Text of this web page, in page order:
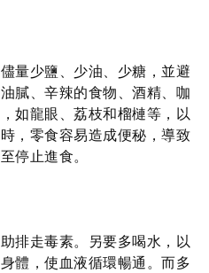
量少鹽、少油、少糖，並避
膩、辛辣的食物、酒精、咖
如龍眼、荔枝和榴槤等，以
，零食容易造成便秘，導致
停止進食。
排走毒素。另要多喝水，以
體，使血液循環暢通。而多